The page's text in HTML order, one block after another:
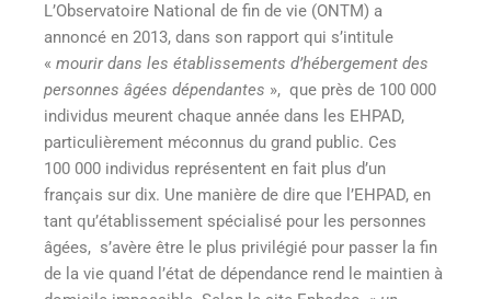
L’Observatoire National de fin de vie (ONTM) a
annoncé en 2013, dans son rapport qui s’intitule
« mourir dans les établissements d’hébergement des
personnes âgées dépendantes », que près de 100 000
individus meurent chaque année dans les EHPAD,
particulièrement méconnus du grand public. Ces
100 000 individus représentent en fait plus d’un
français sur dix. Une manière de dire que l’EHPAD, en
tant qu’établissement spécialisé pour les personnes
âgées, s’avère être le plus privilégié pour passer la fin
de la vie quand l’état de dépendance rend le maintien à